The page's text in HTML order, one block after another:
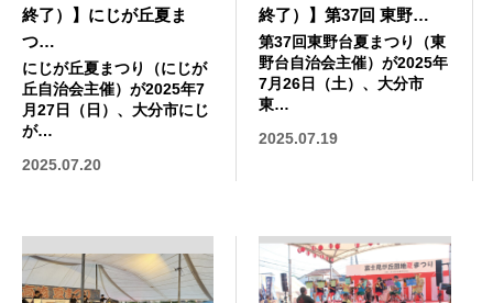
終了）】にじが丘夏ま
つ…
にじが丘夏まつり（にじが
丘自治会主催）が2025年7
月27日（日）、大分市にじ
が…
2025.07.20
終了）】第37回 東野…
第37回東野台夏まつり（東
野台自治会主催）が2025年
7月26日（土）、大分市
東…
2025.07.19